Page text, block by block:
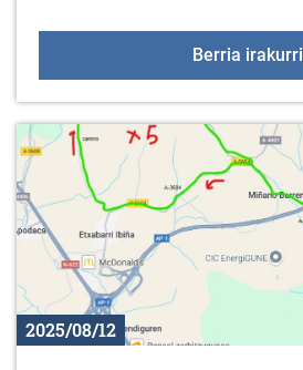
Berria irakurri
2025/08/12